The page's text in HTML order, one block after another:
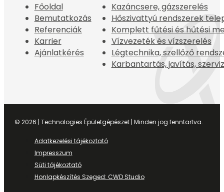
Főoldal
Bemutatkozás
Referenciák
Karrier
Ajánlatkérés
Kazáncsere, gázszerelés
Hőszivattyú rendszerek
Komplett fűtési és hűtési
Vízvezeték és vízszerelés
Légtechnika, szellőző
Karbantartás, javítás, szerviz
© 2026 | Technologies Épületgépészet | Minden jog fenntartva.
Adatkezelési tájékoztató
Impresszum
Süti tájékoztató
Honlapkészítés Szeged: CWD Studio